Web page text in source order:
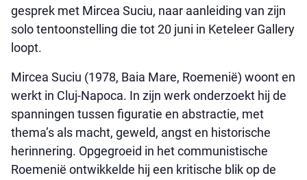
gesprek met Mircea Suciu, naar aanleiding van zijn
solo tentoonstelling die tot 20 juni in Keteleer Gallery
loopt.
Mircea Suciu (1978, Baia Mare, Roemenië) woont en
werkt in Cluj-Napoca. In zijn werk onderzoekt hij de
spanningen tussen figuratie en abstractie, met
thema’s als macht, geweld, angst en historische
herinnering. Opgegroeid in het communistische
Roemenië ontwikkelde hij een kritische blik op de